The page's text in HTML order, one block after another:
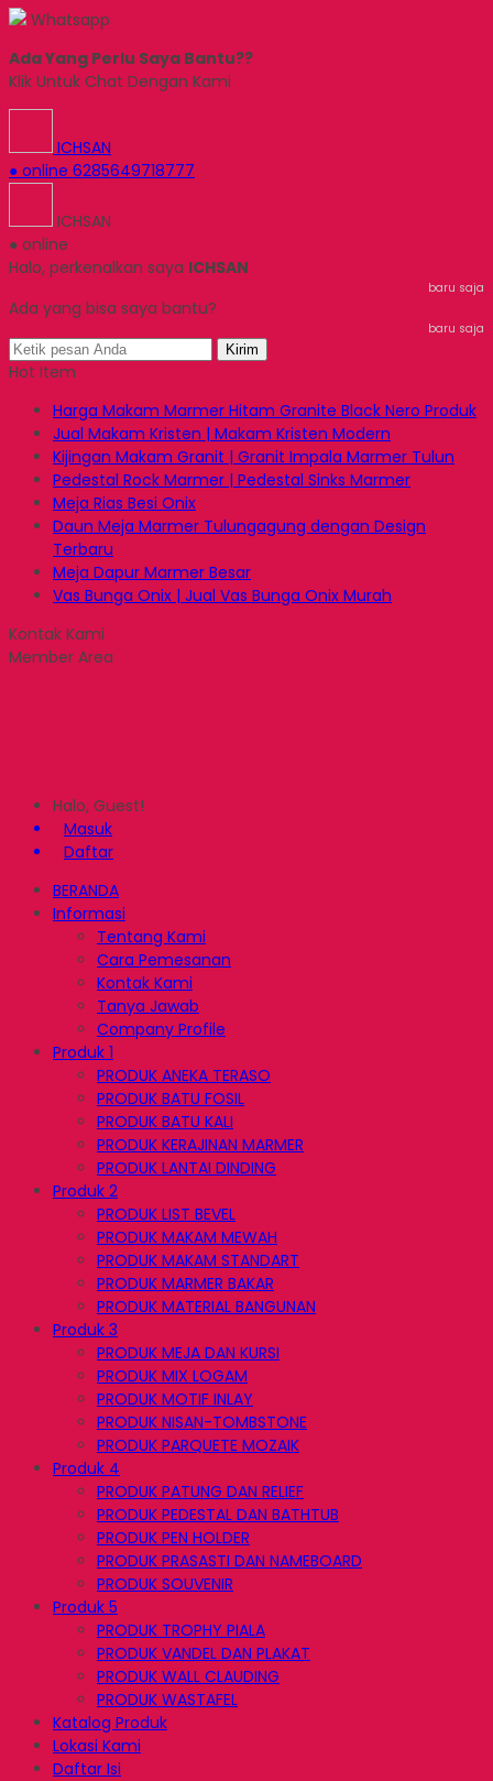
Whatsapp
Ada Yang Perlu Saya Bantu??
Klik Untuk Chat Dengan Kami
ICHSAN
● online 6285649718777
ICHSAN
● online
Halo, perkenalkan saya ICHSAN
baru saja
Ada yang bisa saya bantu?
baru saja
Kirim
Hot Item
Harga Makam Marmer Hitam Granite Black Nero Produk
Jual Makam Kristen | Makam Kristen Modern
Kijingan Makam Granit | Granit Impala Marmer Tulun
Pedestal Rock Marmer | Pedestal Sinks Marmer
Meja Rias Besi Onix
Daun Meja Marmer Tulungagung dengan Design
Terbaru
Meja Dapur Marmer Besar
Vas Bunga Onix | Jual Vas Bunga Onix Murah
Kontak Kami
Member Area
Halo, Guest!
Masuk
Daftar
BERANDA
Informasi
Tentang Kami
Cara Pemesanan
Kontak Kami
Tanya Jawab
Company Profile
Produk 1
PRODUK ANEKA TERASO
PRODUK BATU FOSIL
PRODUK BATU KALI
PRODUK KERAJINAN MARMER
PRODUK LANTAI DINDING
Produk 2
PRODUK LIST BEVEL
PRODUK MAKAM MEWAH
PRODUK MAKAM STANDART
PRODUK MARMER BAKAR
PRODUK MATERIAL BANGUNAN
Produk 3
PRODUK MEJA DAN KURSI
PRODUK MIX LOGAM
PRODUK MOTIF INLAY
PRODUK NISAN-TOMBSTONE
PRODUK PARQUETE MOZAIK
Produk 4
PRODUK PATUNG DAN RELIEF
PRODUK PEDESTAL DAN BATHTUB
PRODUK PEN HOLDER
PRODUK PRASASTI DAN NAMEBOARD
PRODUK SOUVENIR
Produk 5
PRODUK TROPHY PIALA
PRODUK VANDEL DAN PLAKAT
PRODUK WALL CLAUDING
PRODUK WASTAFEL
Katalog Produk
Lokasi Kami
Daftar Isi